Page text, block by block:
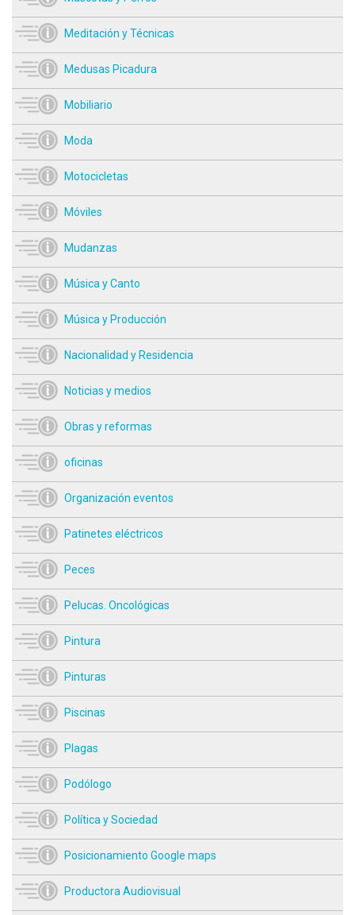
Meditación y Técnicas
Medusas Picadura
Mobiliario
Moda
Motocicletas
Móviles
Mudanzas
Música y Canto
Música y Producción
Nacionalidad y Residencia
Noticias y medios
Obras y reformas
oficinas
Organización eventos
Patinetes eléctricos
Peces
Pelucas. Oncológicas
Pintura
Pinturas
Piscinas
Plagas
Podólogo
Política y Sociedad
Posicionamiento Google maps
Productora Audiovisual